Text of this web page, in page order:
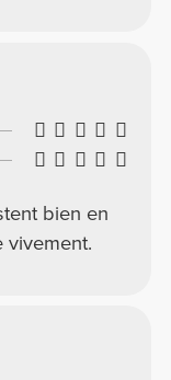
bien en
vivement.